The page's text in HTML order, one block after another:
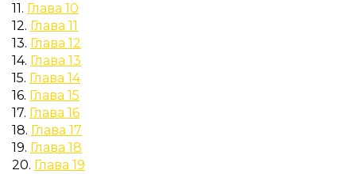
11. Глава 10
12. Глава 11
13. Глава 12
14. Глава 13
15. Глава 14
16. Глава 15
17. Глава 16
18. Глава 17
19. Глава 18
20. Глава 19